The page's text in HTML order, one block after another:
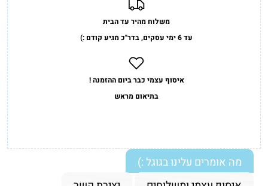
משלוח מהיר עד הבית
עד 6 ימי עסקים, בדר"כ מגיע קודם :)
איסוף עצמי כבר ביום ההזמנה !
בתיאום מראש
מה אומרים עלינו בגוגל :)